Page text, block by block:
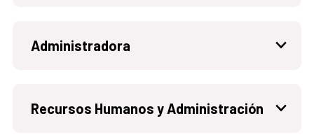
Administradora
Recursos Humanos y Administración